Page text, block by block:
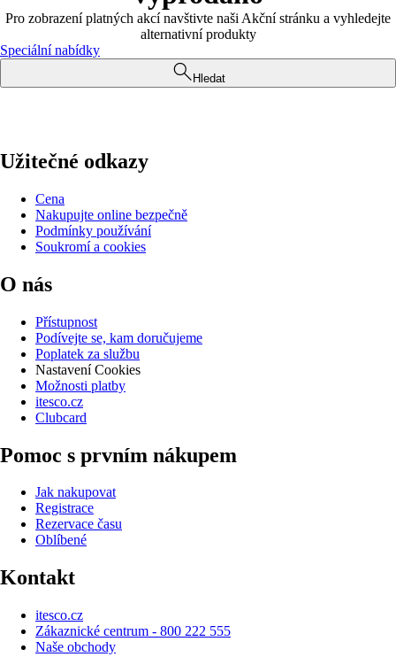
Pro zobrazení platných akcí navštivte naši Akční stránku a vyhledejte
alternativní produkty
Speciální nabídky
Hledat
Užitečné odkazy
Cena
Nakupujte online bezpečně
Podmínky používání
Soukromí a cookies
O nás
Přístupnost
Podívejte se, kam doručujeme
Poplatek za službu
Nastavení Cookies
Možnosti platby
itesco.cz
Clubcard
Pomoc s prvním nákupem
Jak nakupovat
Registrace
Rezervace času
Oblíbené
Kontakt
itesco.cz
Zákaznické centrum - 800 222 555
Naše obchody